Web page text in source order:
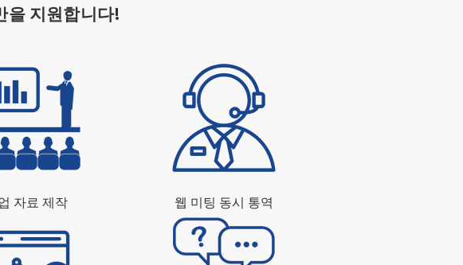
을 지원합니다!
자료 제작 웹 미팅 동시 통역